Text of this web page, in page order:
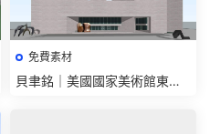
免費素材
貝聿銘｜美國國家美術館東館